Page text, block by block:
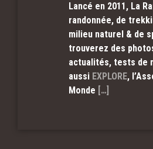
Lancé en 2011, La
randonnée, de
milieu naturel & de
trouverez des
actualités, tests de
aussi EXPLORE,
Monde […]